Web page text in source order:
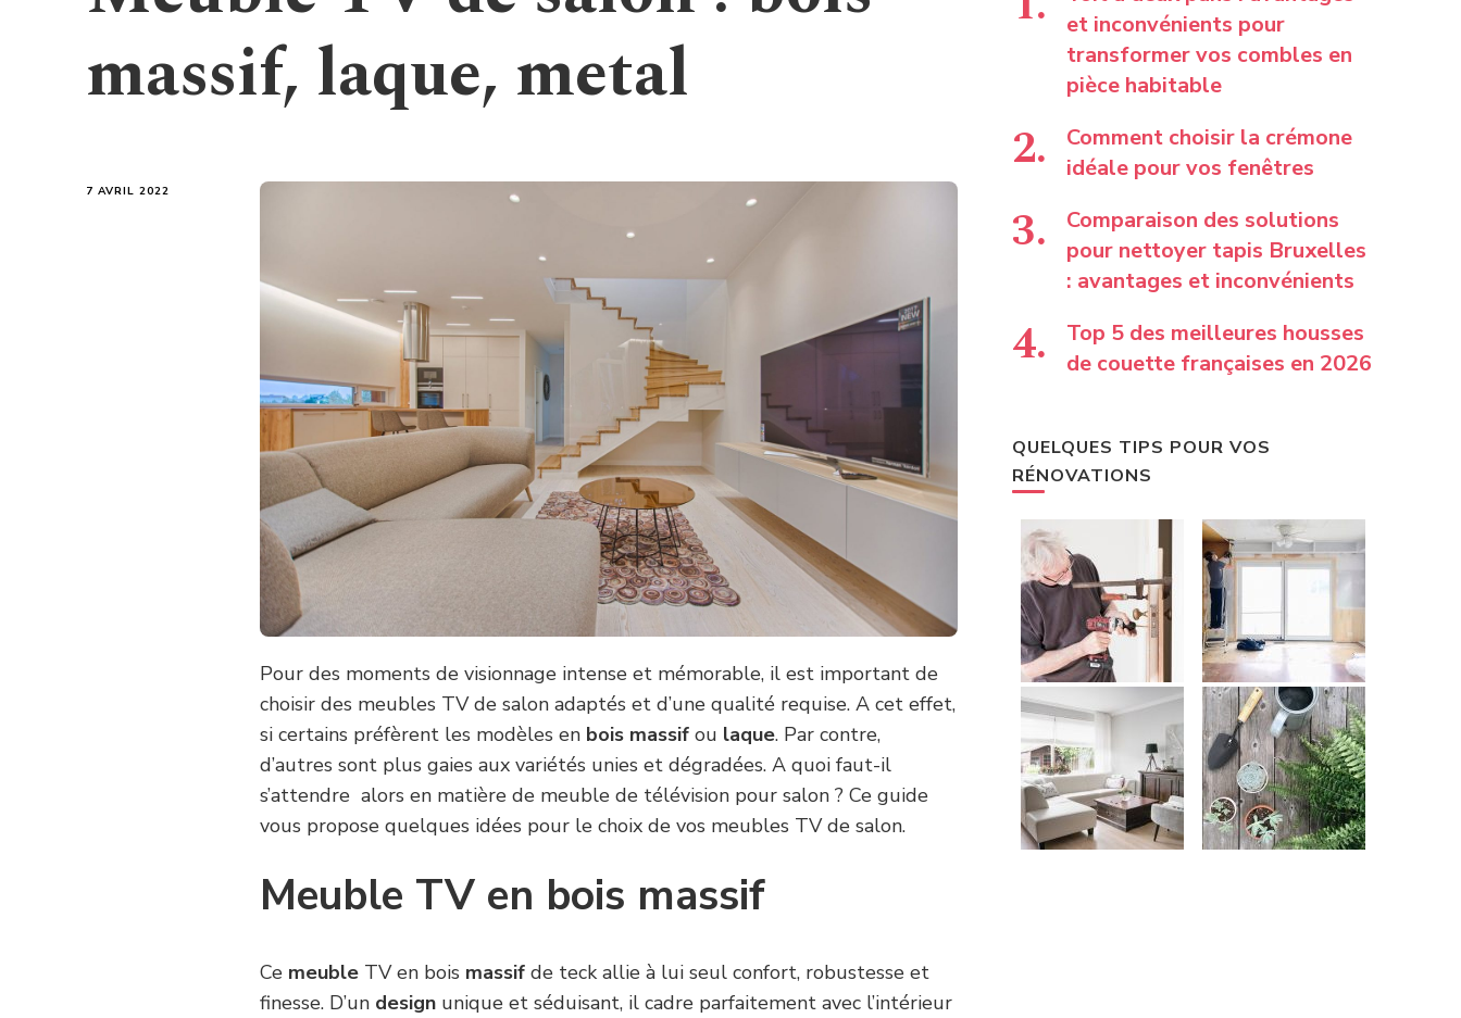
massif, laque, metal
7 AVRIL 2022
Pour des moments de visionnage intense et mémorable, il est important de
choisir des meubles TV de salon adaptés et d’une qualité requise. A cet effet,
si certains préfèrent les modèles en bois massif ou laque. Par contre,
d’autres sont plus gaies aux variétés unies et dégradées. A quoi faut-il
s’attendre alors en matière de meuble de télévision pour salon ? Ce guide
vous propose quelques idées pour le choix de vos meubles TV de salon.
Meuble TV en bois massif
Ce meuble TV en bois massif de teck allie à lui seul confort, robustesse et
finesse. D’un design unique et séduisant, il cadre parfaitement avec l’intérieur
et inconvénients pour
transformer vos combles en
pièce habitable
Comment choisir la crémone
idéale pour vos fenêtres
Comparaison des solutions
pour nettoyer tapis Bruxelles
: avantages et inconvénients
Top 5 des meilleures housses
de couette françaises en 2026
QUELQUES TIPS POUR VOS
RÉNOVATIONS